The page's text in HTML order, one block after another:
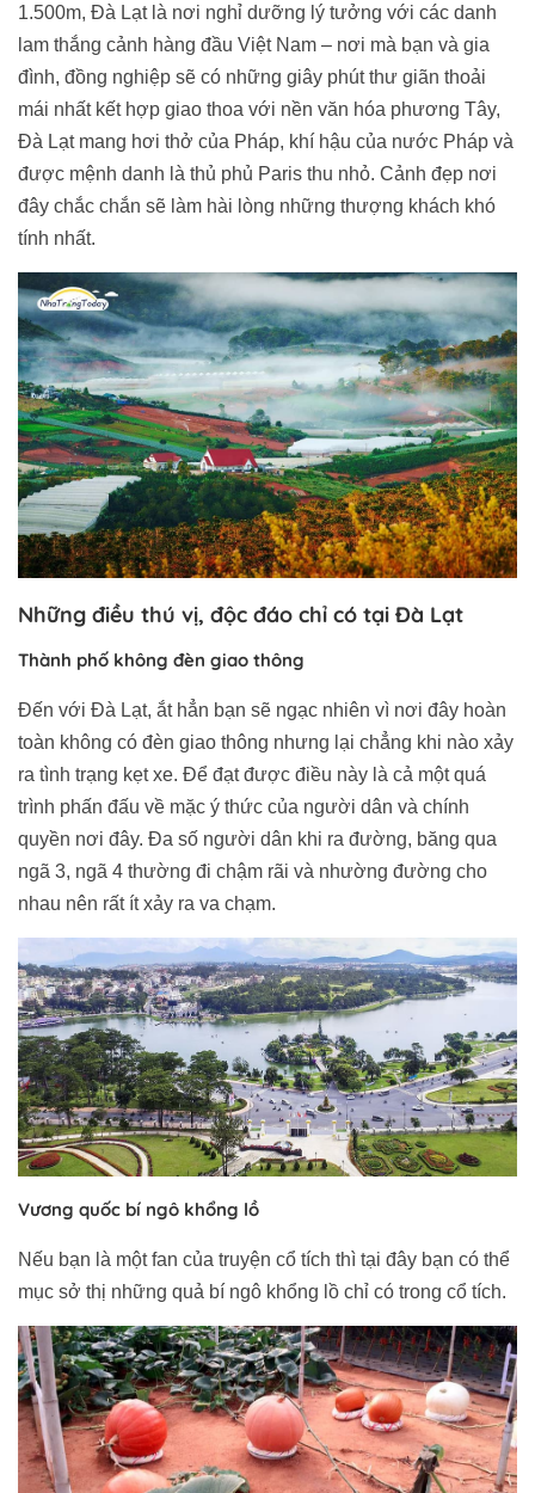
1.500m, Đà Lạt là nơi nghỉ dưỡng lý tưởng với các danh
lam thắng cảnh hàng đầu Việt Nam – nơi mà bạn và gia
đình, đồng nghiệp sẽ có những giây phút thư giãn thoải
mái nhất kết hợp giao thoa với nền văn hóa phương Tây,
Đà Lạt mang hơi thở của Pháp, khí hậu của nước Pháp và
được mệnh danh là thủ phủ Paris thu nhỏ. Cảnh đẹp nơi
đây chắc chắn sẽ làm hài lòng những thượng khách khó
tính nhất.
Những điều thú vị, độc đáo chỉ có tại Đà Lạt
Thành phố không đèn giao thông
Đến với Đà Lạt, ắt hẳn bạn sẽ ngạc nhiên vì nơi đây hoàn
toàn không có đèn giao thông nhưng lại chẳng khi nào xảy
ra tình trạng kẹt xe. Để đạt được điều này là cả một quá
trình phấn đấu về mặc ý thức của người dân và chính
quyền nơi đây. Đa số người dân khi ra đường, băng qua
ngã 3, ngã 4 thường đi chậm rãi và nhường đường cho
nhau nên rất ít xảy ra va chạm.
Vương quốc bí ngô khổng lồ
Nếu bạn là một fan của truyện cổ tích thì tại đây bạn có thể
mục sở thị những quả bí ngô khổng lồ chỉ có trong cổ tích.